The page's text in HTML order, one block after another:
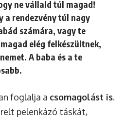
ne vállald túl magad!
a rendezvény túl nagy
számára, vagy te
elég felkészültnek,
A baba és a te
foglalja a csomagolást is.
pelenkázó táskát,